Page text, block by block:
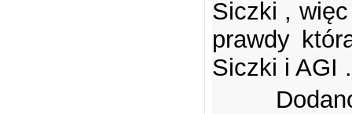
Siczki ,
prawdy
Siczki i AGI